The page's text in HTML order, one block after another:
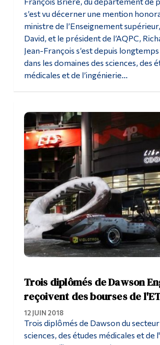
s’est vu décerner une mention
ministre de l’Enseignement
David, et le président de l’AQPC,
Jean-François s’est depuis
dans les domaines des sciences, des
médicales et de l’ingénierie…
Trois diplômés de Dawson
reçoivent des bourses de
12 JUIN 2018
Trois diplômés de Dawson du secteur
sciences, des études médicales et de